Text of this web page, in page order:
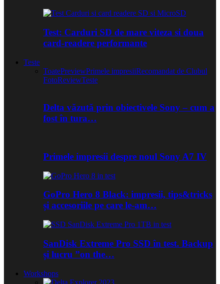
Test: Carduri SD de mare viteza si doua
card-readere performante
Teste
ToatePreviewPrimele impresiiRecomandat de Clubul
FotoReviewTeste
Delta văzută prin obiectivele Sony – cum a
fost în tura…
Primele impresii despre noul Sony A7 IV
GoPro Hero 8 Black: impresii, tips&tricks
și accesoriile pe care le-am…
SanDisk Extreme Pro SSD în test. Backup
și lucru ”on the…
Workshops